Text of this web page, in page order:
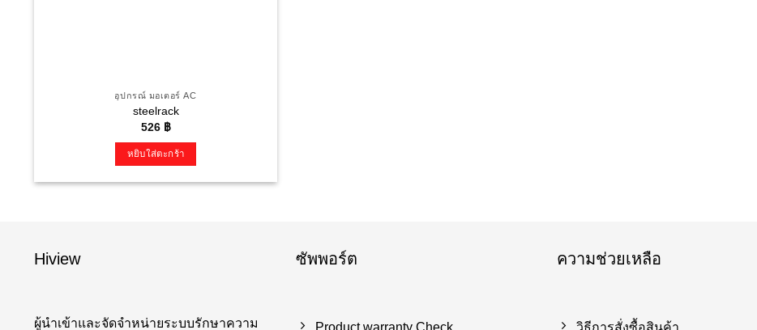
อุปกรณ์ มอเตอร์ AC
steelrack
526 ฿
หยิบใส่ตะกร้า
Hiview
ผู้นำเข้าและจัดจำหน่ายระบบรักษาความ
ซัพพอร์ต ความช่วยเหลือ